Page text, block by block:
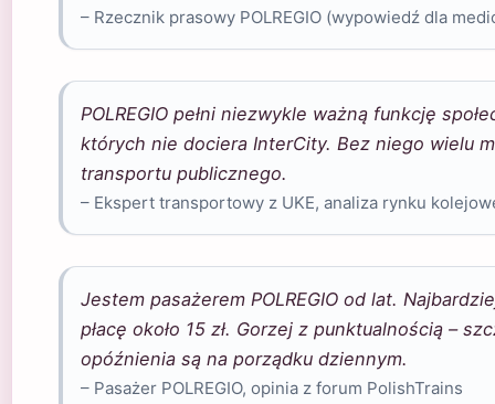
– Rzecznik prasowy POLREGIO (wypowiedź dla
POLREGIO pełni niezwykle ważną funkcję
których nie dociera InterCity. Bez niego wielu
transportu publicznego.
– Ekspert transportowy z UKE, analiza rynku
Jestem pasażerem POLREGIO od lat.
płacę około 15 zł. Gorzej z punktualnością –
opóźnienia są na porządku dziennym.
– Pasażer POLREGIO, opinia z forum PolishTrains